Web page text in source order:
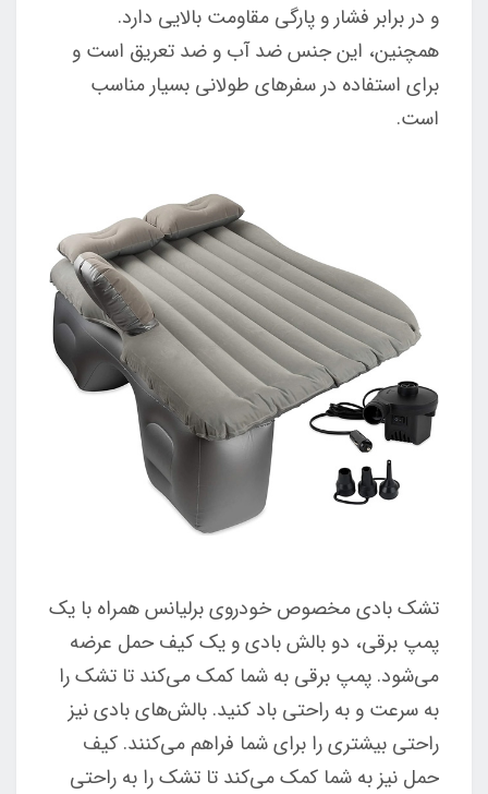
و در برابر فشار و پارگی مقاومت بالایی دارد.
همچنین، این جنس ضد آب و ضد تعریق است و
برای استفاده در سفرهای طولانی بسیار مناسب
است.
تشک بادی مخصوص خودروی برلیانس همراه با یک
پمپ برقی، دو بالش بادی و یک کیف حمل عرضه
می‌شود. پمپ برقی به شما کمک می‌کند تا تشک را
به سرعت و به راحتی باد کنید. بالش‌های بادی نیز
راحتی بیشتری را برای شما فراهم می‌کنند. کیف
حمل نیز به شما کمک می‌کند تا تشک را به راحتی